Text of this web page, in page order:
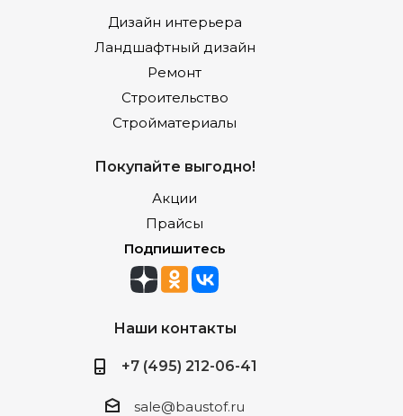
Дизайн интерьера
Ландшафтный дизайн
Ремонт
Строительство
Стройматериалы
Покупайте выгодно!
Акции
Прайсы
Подпишитесь
Наши контакты
+7 (495) 212-06-41
sale@baustof.ru